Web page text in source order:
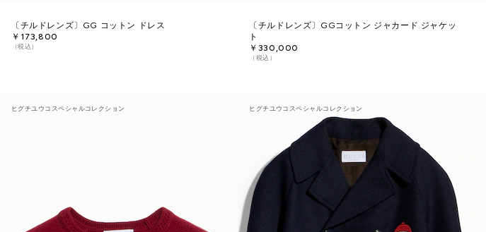
〔チルドレンズ〕GG コットン ドレス
￥173,800
（税込）
〔チルドレンズ〕GGコットン ジャカード ジャケッ
ト
￥330,000
（税込）
ヒグチユウコスペシャルコレクション ヒグチユウコスペシャルコレクション